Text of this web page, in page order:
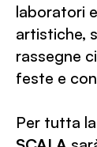
laboratori
artistiche,
rassegne
feste e
Per tutta